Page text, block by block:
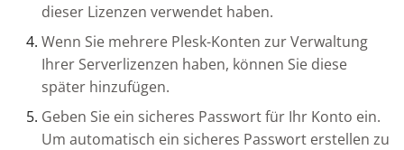
dieser Lizenzen verwendet haben.
Wenn Sie mehrere Plesk-Konten zur Verwaltung
Ihrer Serverlizenzen haben, können Sie diese
später hinzufügen.
Geben Sie ein sicheres Passwort für Ihr Konto ein.
Um automatisch ein sicheres Passwort erstellen zu